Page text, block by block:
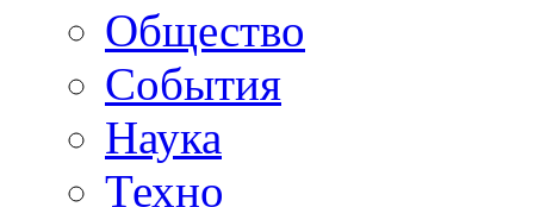
Общество
События
Наука
Техно